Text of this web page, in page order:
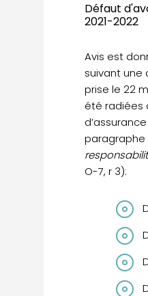
Défaut
2021-2022
Avis est
suivant une
prise le 22
été radiées
paragraphe
O-7, r 3):